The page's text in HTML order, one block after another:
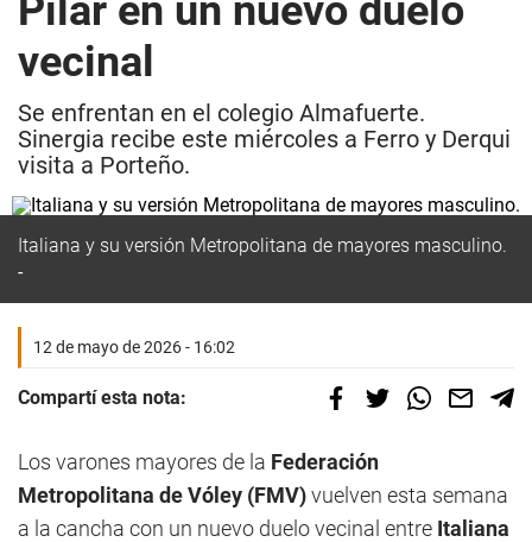
Pilar en un nuevo duelo
vecinal
Se enfrentan en el colegio Almafuerte.
Sinergia recibe este miércoles a Ferro y Derqui
visita a Porteño.
Italiana y su versión Metropolitana de mayores masculino.
12 de mayo de 2026 - 16:02
Compartí esta nota:
Los varones mayores de la Federación
Metropolitana de Vóley (FMV)vuelven esta semana
a la cancha con un nuevo duelo vecinal entre Italiana